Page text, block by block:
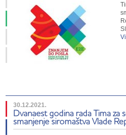
30.12.2021.
Dvanaest godina rada Tima za
smanjenje siromaštva Vlade